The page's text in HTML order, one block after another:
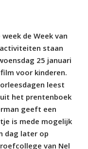
week de Week van
activiteiten staan
25 januari
voor kinderen.
leest
het prentenboek
geeft een
is mede mogelijk
dag later op
van Nel